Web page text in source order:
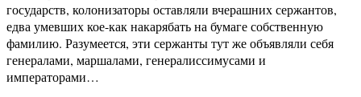
государств, колонизаторы оставляли вчерашних сержантов,
едва умевших кое-как накарябать на бумаге собственную
фамилию. Разумеется, эти сержанты тут же объявляли себя
генералами, маршалами, генералиссимусами и
императорами…